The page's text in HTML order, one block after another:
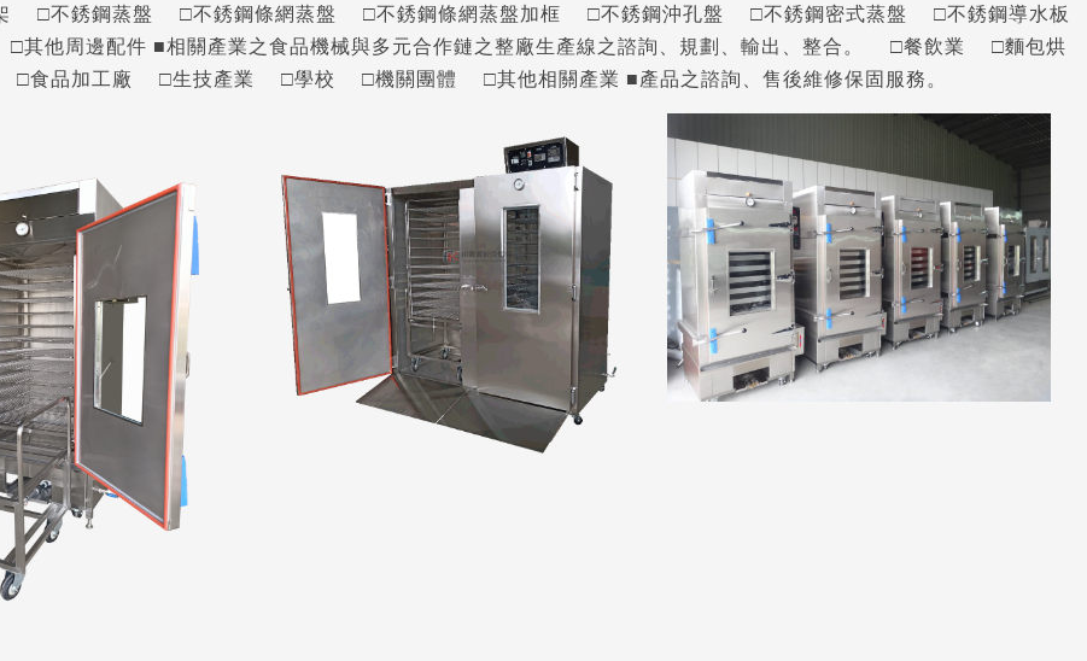
□不銹鋼蒸盤 □不銹鋼條網蒸盤 □不銹鋼條網蒸盤加框 □不銹鋼沖孔盤 □不銹鋼密式蒸盤 □不銹鋼導水板
他周邊配件 ■相關產業之食品機械與多元合作鏈之整廠生產線之諮詢、規劃、輸出、整合。 □餐飲業 □麵包烘
品加工廠 □生技產業 □學校 □機關團體 □其他相關產業 ■產品之諮詢、售後維修保固服務。